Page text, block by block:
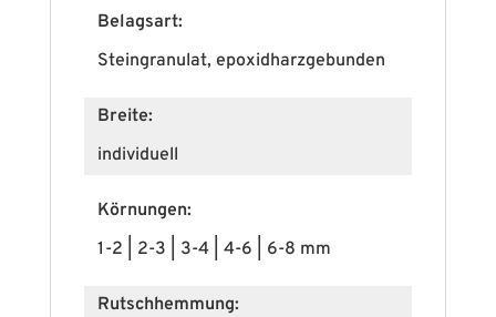
Belagsart:
Steingranulat, epoxidharzgebunden
Breite:
individuell
Körnungen:
1-2 | 2-3 | 3-4 | 4-6 | 6-8 mm
Rutschhemmung: